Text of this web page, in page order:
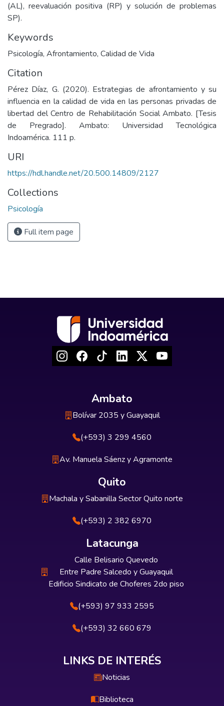
(AL), reevaluación positiva (RP) y solución de problemas
SP).
Keywords
Psicología, Afrontamiento, Calidad de Vida
Citation
Pérez Díaz, G. (2020). Estrategias de afrontamiento y su
influencia en la calidad de vida en las personas privadas de
libertad del Centro de Rehabilitación Social Ambato. [Tesis
de Pregrado]. Ambato: Universidad Tecnológica
Indoamérica. 111 p.
URI
https://hdl.handle.net/20.500.14809/2127
Collections
Psicología
Full item page
Ambato
Bolívar 2035 y Guayaquil
(+593) 3 299 4560
Av. Manuela Sáenz y Agramonte
Quito
Machala y Sabanilla Sector Quito norte
(+593) 2 382 6970
Latacunga
Calle Belisario Quevedo
Entre Padre Salcedo y Guayaquil
Edificio Sindicato de Choferes 2do piso
(+593) 97 933 2595
(+593) 32 660 679
LINKS DE INTERÉS
Noticias
Biblioteca